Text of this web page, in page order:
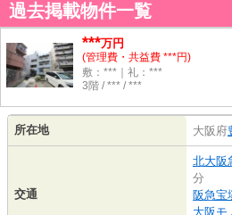
過去掲載物件一覧
***万円
(管理費・共益費 ***円)
敷：***｜礼：***
3階 / *** / ***
所在地 大阪府
交通
北大阪
分
阪急宝
大阪モ